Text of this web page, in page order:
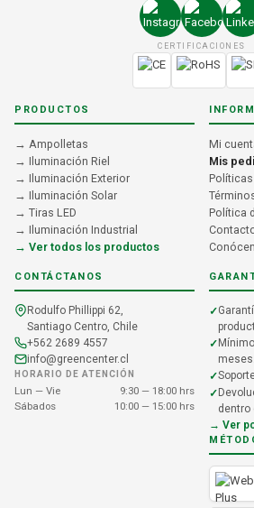
CERTIFICACIONES
PRODUCTOS
→ Ampolletas
→ Iluminación Riel
→ Iluminación Exterior
→ Iluminación Solar
→ Tiras LED
→ Iluminación Industrial
→ Ver todos los productos
Mi
Mis
Políticas
Política
CONTÁCTANOS
Rodulfo Phillippi 62,
Santiago Centro, Chile
+562 2689 4557
info@greencenter.cl
HORARIO DE ATENCIÓN
Lun — Vie
9:30 — 18:00 hrs
Sábados
10:00 — 15:00 hrs
dentro
→ Ver